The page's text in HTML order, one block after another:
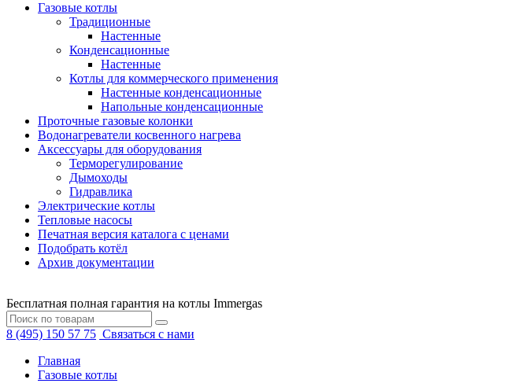
Газовые котлы
Традиционные
Настенные
Конденсационные
Настенные
Котлы для коммерческого применения
Настенные конденсационные
Напольные конденсационные
Проточные газовые колонки
Водонагреватели косвенного нагрева
Аксессуары для оборудования
Терморегулирование
Дымоходы
Гидравлика
Электрические котлы
Тепловые насосы
Печатная версия каталога с ценами
Подобрать котёл
Архив документации
Бесплатная полная гарантия на котлы Immergas
8 (495) 150 57 75 Связаться с нами
Главная
Газовые котлы